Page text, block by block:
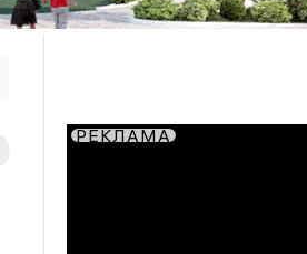
РЕКЛАМА